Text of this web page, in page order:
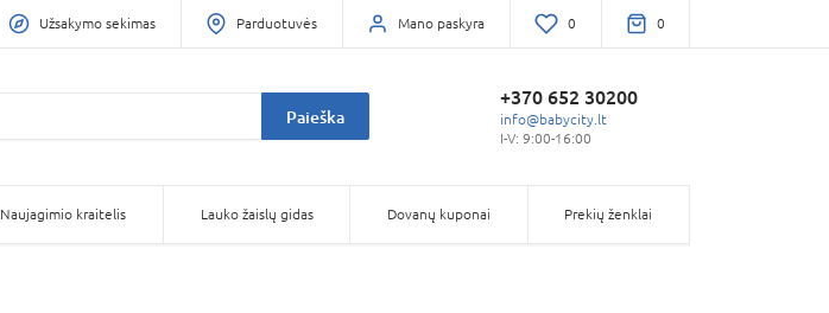
Užsakymo sekimas Parduotuvės Mano paskyra 0 0
Paieška
+370 652 30200
info@babycity.lt
I-V: 9:00-16:00
Naujagimio kraitelis Lauko žaislų gidas Dovanų kuponai Prekių ženklai